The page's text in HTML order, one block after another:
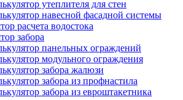
утеплителя для стен
навесной фасадной системы
расчета водостока
забора
панельных ограждений
модульного ограждения
забора жалюзи
забора из профнастила
забора из евроштакетника